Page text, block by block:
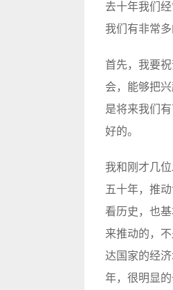
去十年我们
我们有非常多
首先，我要
会，能够把
是将来我们
好的。
我和刚才几
五十年，推
看历史，也
来推动的，
达国家的经
年，很明显